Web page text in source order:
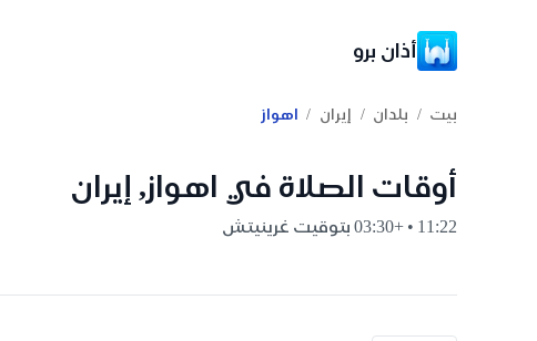
أذان برو
بيت / بلدان / إيران / اهواز
أوقات الصلاة في اهواز, إيران
11:22 • +03:30 بتوقيت غرينيتش